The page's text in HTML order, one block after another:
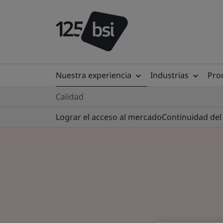
Nuestra experiencia Industrias
Calidad
Lograr el acceso al mercadoContinuidad